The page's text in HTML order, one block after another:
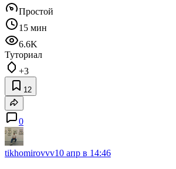
Простой
15 мин
6.6K
Туториал
+3
12
0
tikhomirovvv10 апр в 14:46